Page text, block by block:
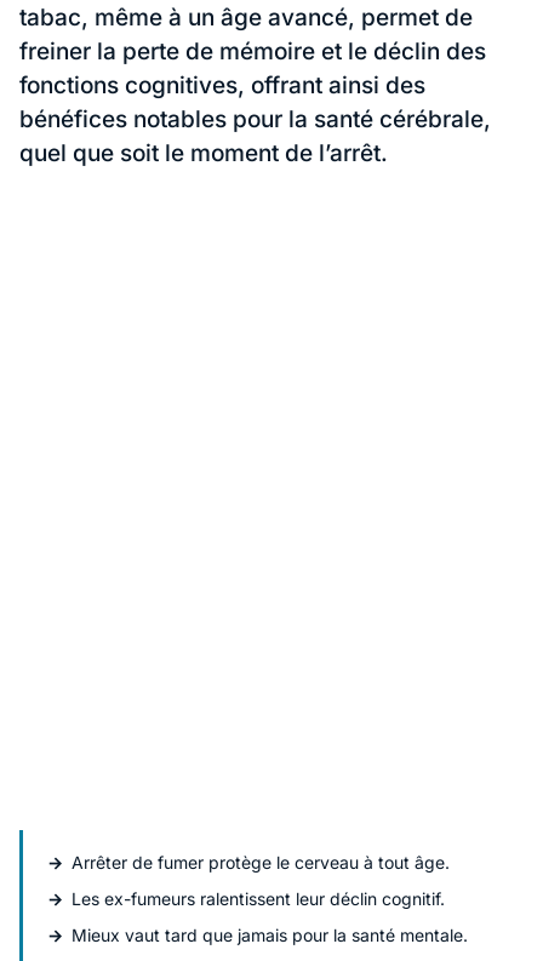
tabac, même à un âge avancé, permet de
freiner la perte de mémoire et le déclin des
fonctions cognitives, offrant ainsi des
bénéfices notables pour la santé cérébrale,
quel que soit le moment de l’arrêt.
Arrêter de fumer protège le cerveau à tout âge.
Les ex-fumeurs ralentissent leur déclin cognitif.
Mieux vaut tard que jamais pour la santé mentale.